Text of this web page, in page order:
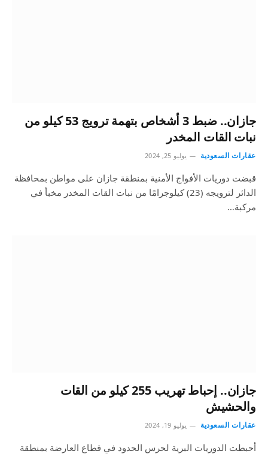
جازان.. ضبط 3 أشخاص بتهمة ترويج 53 كيلو من
نبات القات المخدر
عقارات السعودية يوليو 25, 2024
قبضت دوريات الأفواج الأمنية بمنطقة جازان على مواطن بمحافظة
الدائر لترويجه (23) كيلوجرامًا من نبات القات المخدر مخبأ في
مركبة…
جازان.. إحباط تهريب 255 كيلو من القات
والحشيش
عقارات السعودية يوليو 19, 2024
أحبطت الدوريات البرية لحرس الحدود في قطاع العارضة بمنطقة